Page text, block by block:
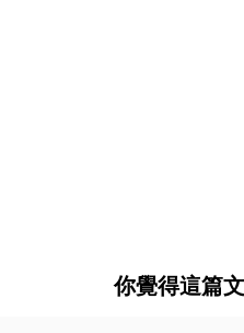
你覺得這篇